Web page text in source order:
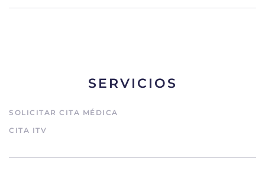
SERVICIOS
SOLICITAR CITA MÉDICA
CITA ITV